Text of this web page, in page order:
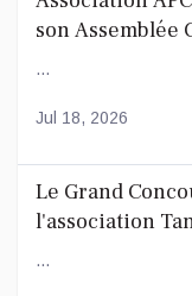
son Assemblée
...
Jul 18, 2026
Le Grand
l'association
...